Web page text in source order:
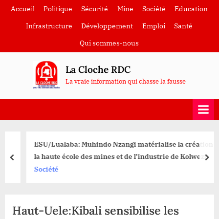
SkipAccueil Politique Sécurité Mine Société
Education
Infrastructure
Développement Emploi
Santé
Qui sommes-nous
La Cloche RDC
La vraie information qui chasse la fausse
ESU/Lualaba: Muhindo Nzangi matérialise la création de
la haute école des mines et de l’industrie de Kolwezi
Société
prev
Haut-Uele:Kibali sensibilise les